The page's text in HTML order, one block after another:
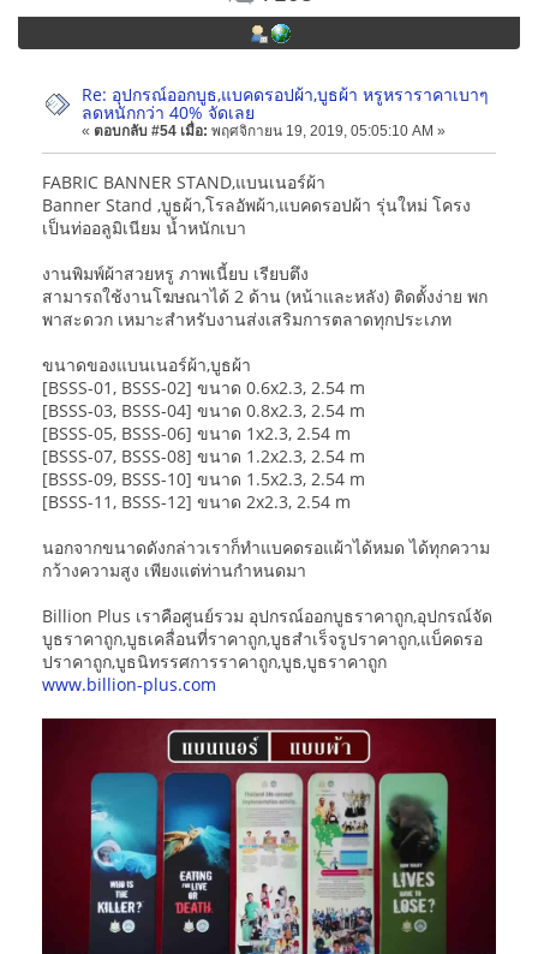
Re: อุปกรณ์ออกบูธ,แบคดรอปผ้า,บูธผ้า หรูหราราคาเบาๆ
ลดหนักกว่า 40% จัดเลย
« ตอบกลับ #54 เมื่อ: พฤศจิกายน 19, 2019, 05:05:10 AM »
FABRIC BANNER STAND,แบนเนอร์ผ้า
Banner Stand ,บูธผ้า,โรลอัพผ้า,แบคดรอปผ้า รุ่นใหม่ โครง
เป็นท่ออลูมิเนียม น้ำหนักเบา
งานพิมพ์ผ้าสวยหรู ภาพเนี้ยบ เรียบตึง
สามารถใช้งานโฆษณาได้ 2 ด้าน (หน้าและหลัง) ติดตั้งง่าย พก
พาสะดวก เหมาะสำหรับงานส่งเสริมการตลาดทุกประเภท
ขนาดของแบนเนอร์ผ้า,บูธผ้า
[BSSS-01, BSSS-02] ขนาด 0.6x2.3, 2.54 m
[BSSS-03, BSSS-04] ขนาด 0.8x2.3, 2.54 m
[BSSS-05, BSSS-06] ขนาด 1x2.3, 2.54 m
[BSSS-07, BSSS-08] ขนาด 1.2x2.3, 2.54 m
[BSSS-09, BSSS-10] ขนาด 1.5x2.3, 2.54 m
[BSSS-11, BSSS-12] ขนาด 2x2.3, 2.54 m
นอกจากขนาดดังกล่าวเราก็ทำแบคดรอแผ้าได้หมด ได้ทุกความ
กว้างความสูง เพียงแต่ท่านกำหนดมา
Billion Plus เราคือศูนย์รวม อุปกรณ์ออกบูธราคาถูก,อุปกรณ์จัด
บูธราคาถูก,บูธเคลื่อนที่ราคาถูก,บูธสำเร็จรูปราคาถูก,แบ็คดรอ
ปราคาถูก,บูธนิทรรศการราคาถูก,บูธ,บูธราคาถูก
www.billion-plus.com